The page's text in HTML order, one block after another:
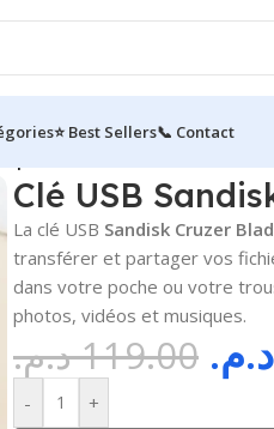
⭐ Best Sellers📞 Contact
Clé USB
La clé USB Sandisk Cruzer
transférer et partager vos
dans votre poche ou votre
photos, vidéos et musiques.
119.00د.م. د.م.
- +